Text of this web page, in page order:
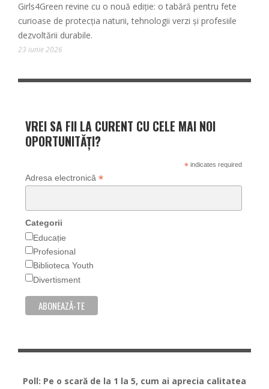
Girls4Green revine cu o nouă ediție: o tabără pentru fete
curioase de protecția naturii, tehnologii verzi și profesiile
dezvoltării durabile.
23 iunie 2026
VREI SA FII LA CURENT CU CELE MAI NOI
OPORTUNITĂȚI?
*indicates required
Adresa electronică *
Categorii
Educație
Profesional
Biblioteca Youth
Divertisment
Poll: Pe o scară de la 1 la 5, cum ai aprecia calitatea